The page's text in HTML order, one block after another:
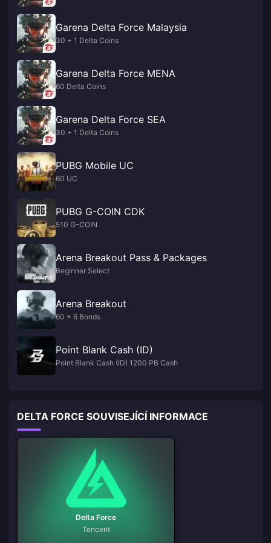
Garena Delta Force Malaysia
30 + 1 Delta Coins
Garena Delta Force MENA
60 Delta Coins
Garena Delta Force SEA
30 + 1 Delta Coins
PUBG Mobile UC
60 UC
PUBG G-COIN CDK
510 G-COIN
Arena Breakout Pass & Packages
Beginner Select
Arena Breakout
60 + 6 Bonds
Point Blank Cash (ID)
Point Blank Cash (ID) 1200 PB Cash
DELTA FORCE SOUVISEJÍCÍ INFORMACE
Delta Force
Tencent